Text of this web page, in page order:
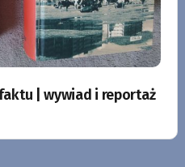
| wywiad i reportaż